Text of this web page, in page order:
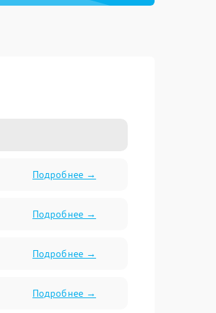
Подробнее →
Подробнее →
Подробнее →
Подробнее →